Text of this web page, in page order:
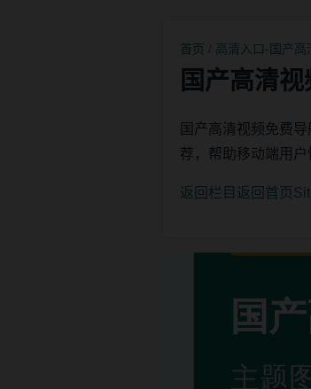
首页 高清入口-国产
国产高清
国产高清视频免费
荐，帮助移动端用户
返回栏目 返回首页